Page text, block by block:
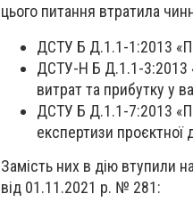
цього питання втратила
ДСТУ Б Д.1.1-1:2013
ДСТУ-Н Б Д.1.1-3:2013
витрат та прибутку у
ДСТУ Б Д.1.1-7:2013
експертизи проєктної
Замість них в дію втупили
від 01.11.2021 р. № 281: